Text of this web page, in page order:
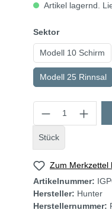
Artikel lagernd.
Sektor
Modell 10 Schirm
Modell 25 Rinnsal
Stück
Zum Merkzettel
Artikelnummer:
Hersteller: Hunter
Herstellernummer: